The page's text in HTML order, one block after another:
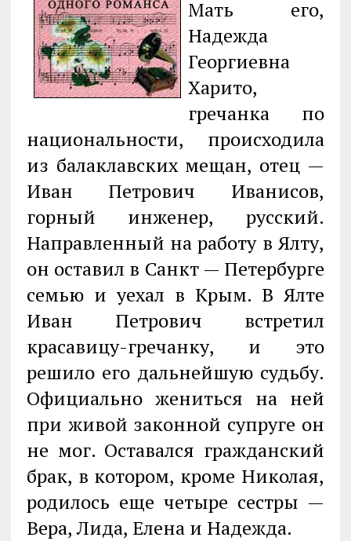
Мать его,
Надежда
Георгиевна
Харито,
гречанка по
национальности, происходила
из балаклавских мещан, отец —
Иван Петрович Иванисов,
горный инженер, русский.
Направленный на работу в Ялту,
он оставил в Санкт — Петербурге
семью и уехал в Крым. В Ялте
Иван Петрович встретил
красавицу-гречанку, и это
решило его дальнейшую судьбу.
Официально жениться на ней
при живой законной супруге он
не мог. Оставался гражданский
брак, в котором, кроме Николая,
родилось еще четыре сестры —
Вера, Лида, Елена и Надежда.